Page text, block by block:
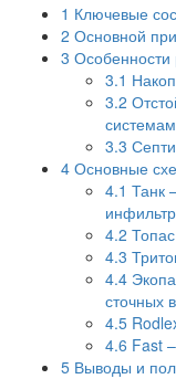
1 Ключевые
2 Основной
3 Особенности
3.1
3.2
3.3
4 Основные
4.1 Танк
4.2
4.3
4.4
сточных
4.5
4.6 Fast
5 Выводы и